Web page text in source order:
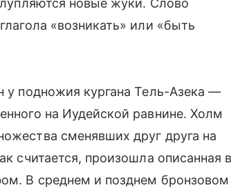
новые жуки. Слово
«возникать» или «быть
у подножия кургана Тель-Азека —
на Иудейской равнине. Холм
сменявших друг друга на
считается, произошла описанная в
В среднем и позднем бронзовом